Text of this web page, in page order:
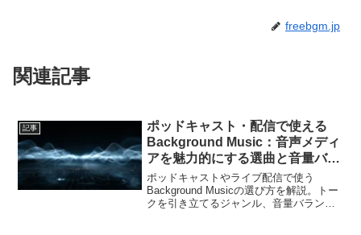
freebgm.jp
関連記事
記事
ポッドキャスト・配信で使える
Background Music：音声メディ
アを魅力的にする選曲と音量バラ
ンス
ポッドキャストやライブ配信で使う
Background Musicの選び方を解説。トー
クを引き立てるジャンル、音量バランス